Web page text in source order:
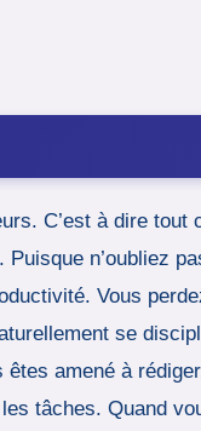
C’est à dire
n’oubliez
Vous
se
amené à
tâches. Quand